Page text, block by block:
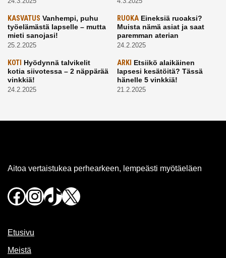
KASVATUS Vanhempi, puhu
työelämästä lapselle – mutta
mieti sanojasi!
25.2.2025
RUOKAEineksiä ruoaksi?
Muista nämä asiat ja saat
paremman aterian
24.2.2025
KOTI Hyödynnä talvikelit
kotia siivotessa – 2 näppärää
vinkkiä!
24.2.2025
ARKI Etsiikö alaikäinen
lapsesi kesätöitä? Tässä
hänelle 5 vinkkiä!
21.2.2025
Aitoa vertaistukea perhearkeen, lempeästi myötäeläen
Facebook
Instagram
TikTok
X
Etusivu
Meistä